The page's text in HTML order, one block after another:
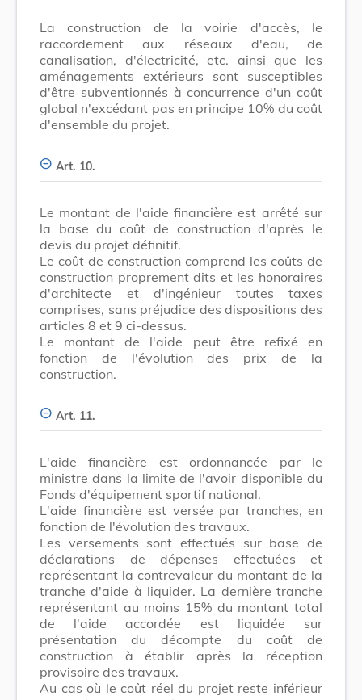
La construction de la voirie d'accès, le
raccordement aux réseaux d'eau, de
canalisation, d'électricité, etc. ainsi que les
aménagements extérieurs sont susceptibles
d'être subventionnés à concurrence d'un coût
global n'excédant pas en principe 10% du coût
d'ensemble du projet.
Art. 10.
Le montant de l'aide financière est arrêté sur
la base du coût de construction d'après le
devis du projet définitif.
Le coût de construction comprend les coûts de
construction proprement dits et les honoraires
d'architecte et d'ingénieur toutes taxes
comprises, sans préjudice des dispositions des
articles 8 et 9 ci-dessus.
Le montant de l'aide peut être refixé en
fonction de l'évolution des prix de la
construction.
Art. 11.
L'aide financière est ordonnancée par le
ministre dans la limite de l'avoir disponible du
Fonds d'équipement sportif national.
L'aide financière est versée par tranches, en
fonction de l'évolution des travaux.
Les versements sont effectués sur base de
déclarations de dépenses effectuées et
représentant la contrevaleur du montant de la
tranche d'aide à liquider. La dernière tranche
représentant au moins 15% du montant total
de l'aide accordée est liquidée sur
présentation du décompte du coût de
construction à établir après la réception
provisoire des travaux.
Au cas où le coût réel du projet reste inférieur